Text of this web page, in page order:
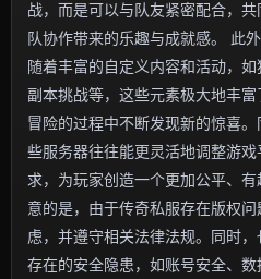
战，而是可以与队友紧密配合，
队协作带来的乐趣与成就感。 此
随着丰富的自定义内容和活动，如
副本挑战等，这些元素极大地丰
冒险的过程中不断发现新的惊喜
些服务器往往能更灵活地调整游
求，为玩家创造一个更加公平、
意的是，由于传奇私服存在版权
虑，并遵守相关法律法规。同时
存在的安全隐患，如账号安全、